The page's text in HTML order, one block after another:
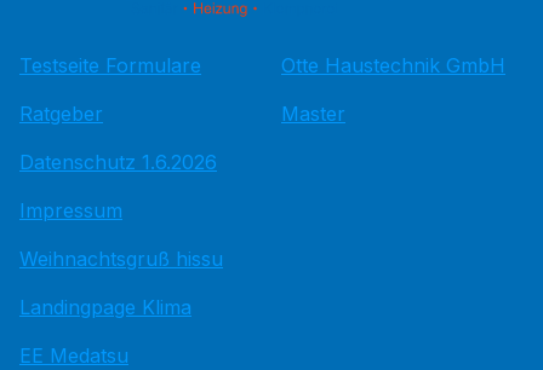
Testseite Formulare
Ratgeber
Datenschutz 1.6.2026
Impressum
Weihnachtsgruß hissu
Landingpage Klima
EE Medatsu
Otte Haustechnik GmbH
Master